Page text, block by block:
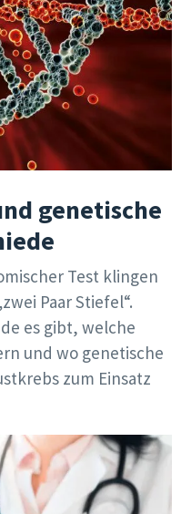
genetische
Test klingen
Paar Stiefel“.
es gibt, welche
und wo genetische
zum Einsatz